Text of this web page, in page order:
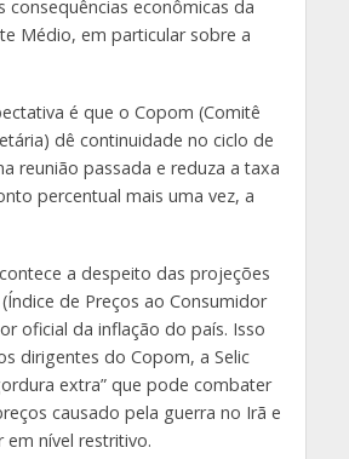
consequências econômicas da
Médio, em particular sobre a
é que o Copom (Comitê
dê continuidade no ciclo de
reunião passada e reduza a taxa
percentual mais uma vez, a
a despeito das projeções
de Preços ao Consumidor
oficial da inflação do país. Isso
dirigentes do Copom, a Selic
extra” que pode combater
causado pela guerra no Irã e
em nível restritivo.